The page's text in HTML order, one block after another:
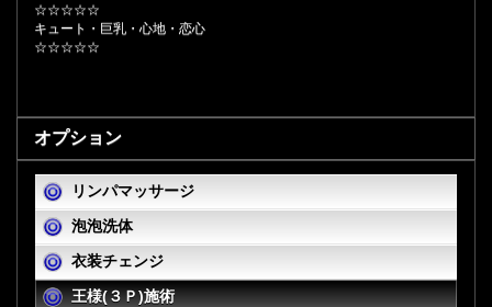
☆☆☆☆☆
キュート・巨乳・心地・恋心
☆☆☆☆☆
オプション
リンパマッサージ
泡泡洗体
衣装チェンジ
王様(３Ｐ)施術